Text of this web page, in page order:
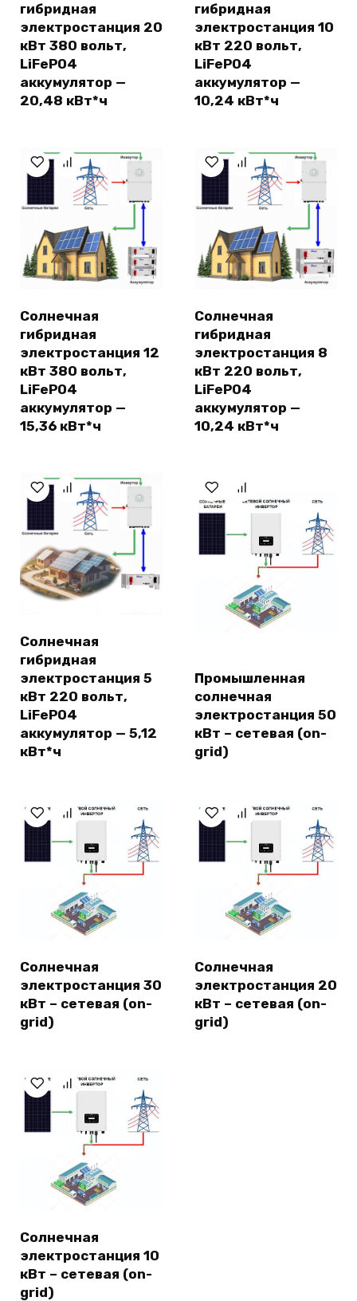
гибридная
электростанция 20
кВт 380 вольт,
LiFePO4
аккумулятор —
20,48 кВт*ч
гибридная
электростанция 10
кВт 220 вольт,
LiFePO4
аккумулятор —
10,24 кВт*ч
Солнечная
гибридная
электростанция 12
кВт 380 вольт,
LiFePO4
аккумулятор —
15,36 кВт*ч
Солнечная
гибридная
электростанция 8
кВт 220 вольт,
LiFePO4
аккумулятор —
10,24 кВт*ч
Солнечная
гибридная
электростанция 5
кВт 220 вольт,
LiFePO4
аккумулятор — 5,12
кВт*ч
Промышленная
солнечная
электростанция 50
кВт – сетевая (on-
grid)
Солнечная
электростанция 30
кВт – сетевая (on-
grid)
Солнечная
электростанция 20
кВт – сетевая (on-
grid)
Солнечная
электростанция 10
кВт – сетевая (on-
grid)